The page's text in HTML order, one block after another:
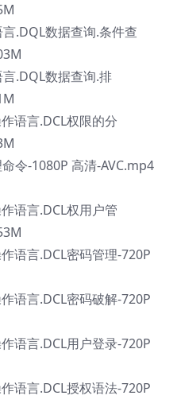
.DQL数据查询.条件查
.DQL数据查询.排
语言.DCL权限的分
令-1080P 高清-AVC.mp4
语言.DCL权用户管
语言.DCL密码管理-720P
语言.DCL密码破解-720P
语言.DCL用户登录-720P
语言.DCL授权语法-720P